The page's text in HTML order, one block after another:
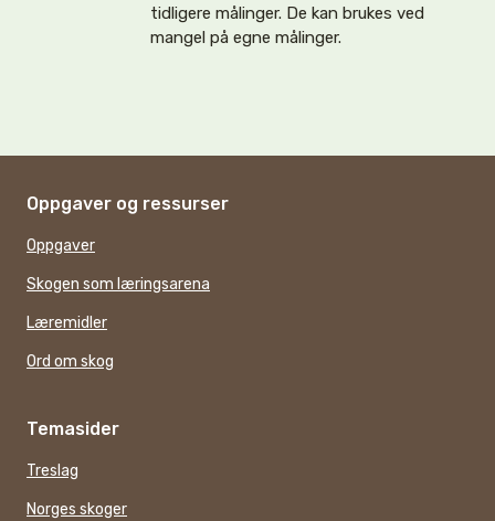
tidligere målinger. De kan brukes ved
mangel på egne målinger.
Oppgaver og ressurser
Oppgaver
Skogen som læringsarena
Læremidler
Ord om skog
Temasider
Treslag
Norges skoger